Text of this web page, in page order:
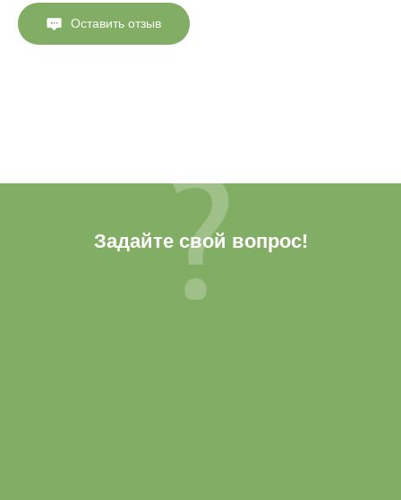
Оставить отзыв
Задайте свой вопрос!